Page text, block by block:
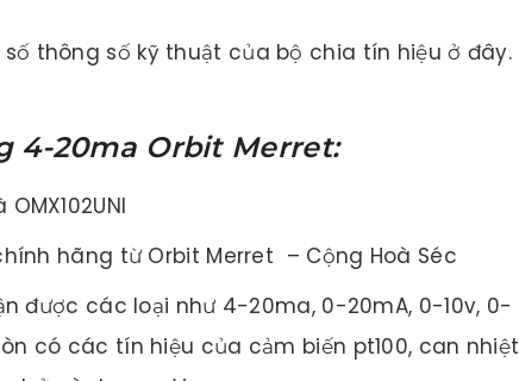
thông số kỹ thuật của bộ chia tín hiệu ở đây.
4-20ma Orbit Merret:
hãng từ Orbit Merret – Cộng Hoà Séc
được các loại như 4-20ma, 0-20mA, 0-10v, 0-
có các tín hiệu của cảm biến pt100, can nhiệt